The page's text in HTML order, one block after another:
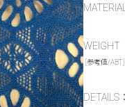
WEIGHT
[参考値/ABT]
DETAILS：